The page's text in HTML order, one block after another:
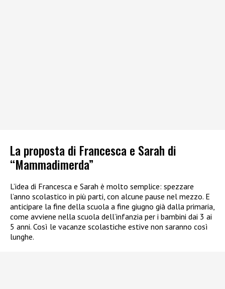
La proposta di Francesca e Sarah di
“Mammadimerda”
L’idea di Francesca e Sarah è molto semplice: spezzare
l’anno scolastico in più parti, con alcune pause nel mezzo. E
anticipare la fine della scuola a fine giugno già dalla primaria,
come avviene nella scuola dell’infanzia per i bambini dai 3 ai
5 anni. Così le vacanze scolastiche estive non saranno così
lunghe.